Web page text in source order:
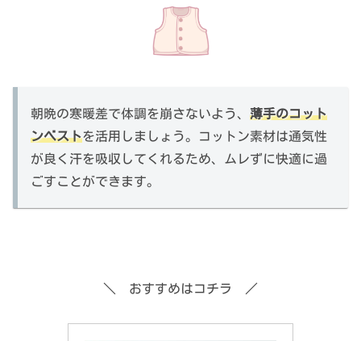
朝晩の寒暖差で体調を崩さないよう、 薄手のコット
ンベストを活用しましょう。コットン素材は通気性
が良く汗を吸収してくれるため、ムレずに快適に過
ごすことができます。
＼ おすすめはコチラ ／